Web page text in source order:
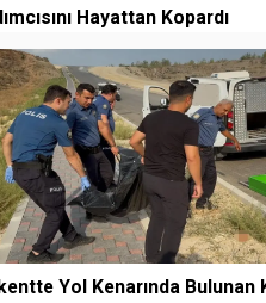
Hayattan Kopardı
Yol Kenarında Bulunan